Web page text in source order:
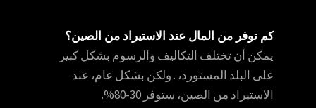
كم توفر من المال عند الاستيراد من الصين؟
يمكن أن تختلف التكاليف والرسوم بشكل كبير
على البلد المستورد، . ولكن بشكل عام، عند
الاستيراد من الصين، ستوفر 30-80%.